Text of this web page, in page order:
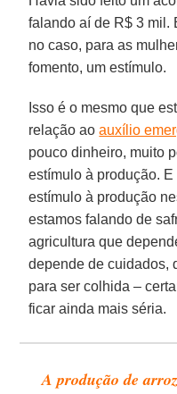
falando aí de R$ 3 mil.
no caso, para as
fomento, um estímulo.
Isso é o mesmo que
relação aoauxílio
pouco dinheiro, muito
estímulo à produção.
estímulo à produção
estamos falando de
agricultura que
depende de cuidados,
para ser colhida –
ficar ainda mais séria.
A produção de